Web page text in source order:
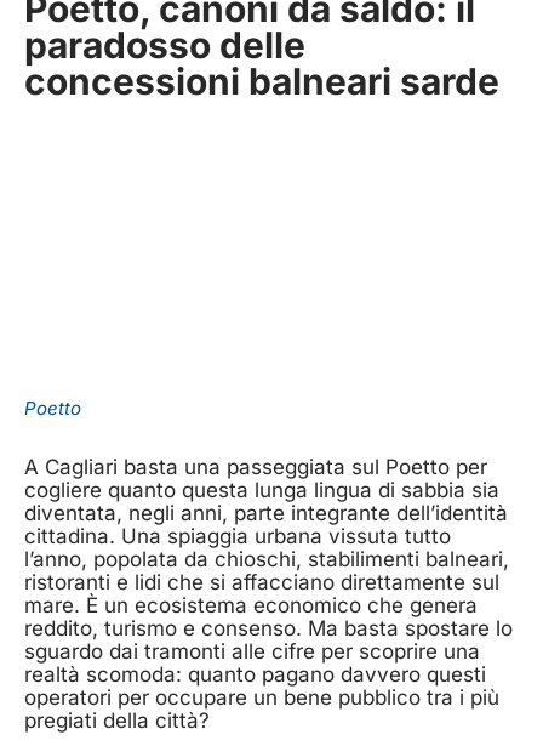
Poetto, canoni da saldo: il
paradosso delle
concessioni balneari sarde
Poetto
A Cagliari basta una passeggiata sul Poetto per
cogliere quanto questa lunga lingua di sabbia sia
diventata, negli anni, parte integrante dell’identità
cittadina. Una spiaggia urbana vissuta tutto
l’anno, popolata da chioschi, stabilimenti balneari,
ristoranti e lidi che si affacciano direttamente sul
mare. È un ecosistema economico che genera
reddito, turismo e consenso. Ma basta spostare lo
sguardo dai tramonti alle cifre per scoprire una
realtà scomoda: quanto pagano davvero questi
operatori per occupare un bene pubblico tra i più
pregiati della città?